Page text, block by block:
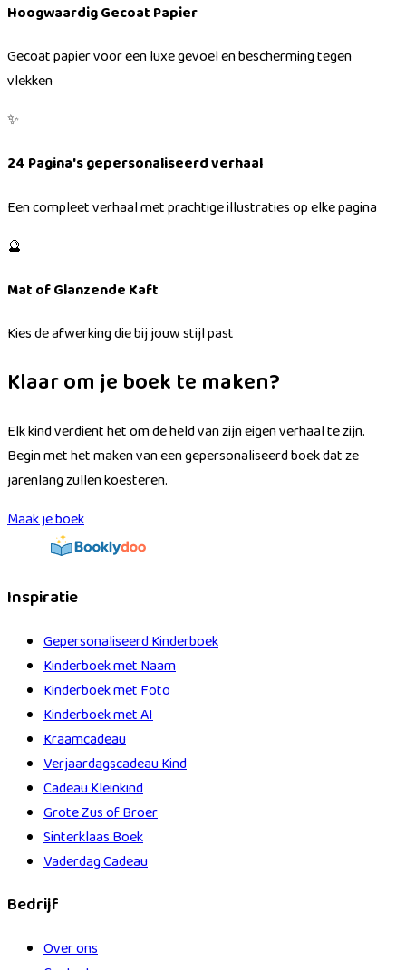
Hoogwaardig Gecoat Papier
Gecoat papier voor een luxe gevoel en bescherming tegen
vlekken
✨
24 Pagina's gepersonaliseerd verhaal
Een compleet verhaal met prachtige illustraties op elke pagina
🔮
Mat of Glanzende Kaft
Kies de afwerking die bij jouw stijl past
Klaar om je boek te maken?
Elk kind verdient het om de held van zijn eigen verhaal te zijn.
Begin met het maken van een gepersonaliseerd boek dat ze
jarenlang zullen koesteren.
Maak je boek
Inspiratie
Gepersonaliseerd Kinderboek
Kinderboek met Naam
Kinderboek met Foto
Kinderboek met AI
Kraamcadeau
Verjaardagscadeau Kind
Cadeau Kleinkind
Grote Zus of Broer
Sinterklaas Boek
Vaderdag Cadeau
Bedrijf
Over ons